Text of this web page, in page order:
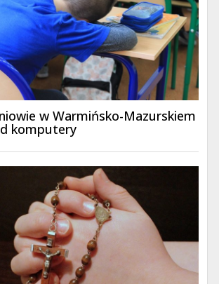
w Warmińsko-Mazurskiem
komputery